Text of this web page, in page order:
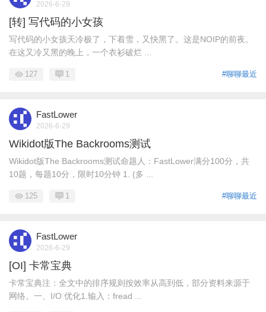
2026-6-29
[转] 写代码的小女孩
写代码的小女孩天冷极了，下着雪，又快黑了。这是NOIP的前夜。
在这又冷又黑的晚上，一个衣衫破烂 ...
#聊聊最近
127 1
FastLower
2026-6-29
Wikidot版The Backrooms测试
Wikidot版The Backrooms测试命题人：FastLower满分100分，共
10题，每题10分，限时10分钟 1. (多 ...
#聊聊最近
125 1
FastLower
2026-6-29
[OI] 卡常宝典
卡常宝典注：全文中的排序规则按效率从高到低，部分资料来源于
网络。一、I/O 优化1.输入：fread ...